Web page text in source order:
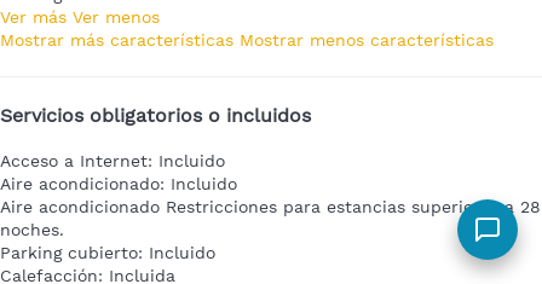
Ver más Ver menos
Mostrar más características Mostrar menos características
Servicios obligatorios o incluidos
Acceso a Internet: Incluido
Aire acondicionado: Incluido
Aire acondicionado Restricciones para estancias superiores a 28
noches.
Parking cubierto: Incluido
Calefacción: Incluida